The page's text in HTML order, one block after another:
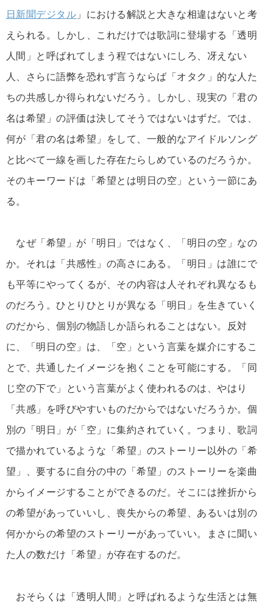
日新聞デジタル 」における解説と大きな相違はないと考
えられる。しかし、これだけでは歌詞に登場する「透明
人間」と呼ばれてしまう程ではないにしろ、冴えない
人、さらに語弊を恐れず言うならば「オタク」的な人た
ちの共感しか得られないだろう。しかし、現実の「君の
名は希望」の評価は決してそうではないはずだ。では、
何が「君の名は希望」をして、一般的なアイドルソング
と比べて一線を画した存在たらしめているのだろうか。
そのキーワードは「希望とは明日の空」という一節にあ
る。
なぜ「希望」が「明日」ではなく、「明日の空」なの
か。それは「共感性」の高さにある。「明日」は誰にで
も平等にやってくるが、その内容は人それぞれ異なるも
のだろう。ひとりひとりが異なる「明日」を生きていく
のだから、個別の物語しか語られることはない。反対
に、「明日の空」は、「空」という言葉を媒介にするこ
とで、共通したイメージを抱くことを可能にする。「同
じ空の下で」という言葉がよく使われるのは、やはり
「共感」を呼びやすいものだからではないだろうか。個
別の「明日」が「空」に集約されていく。つまり、歌詞
で描かれているような「希望」のストーリー以外の「希
望」、要するに自分の中の「希望」のストーリーを楽曲
からイメージすることができるのだ。そこには挫折から
の希望があっていいし、喪失からの希望、あるいは別の
何かからの希望のストーリーがあっていい。まさに聞い
た人の数だけ「希望」が存在するのだ。
おそらくは「透明人間」と呼ばれるような生活とは無